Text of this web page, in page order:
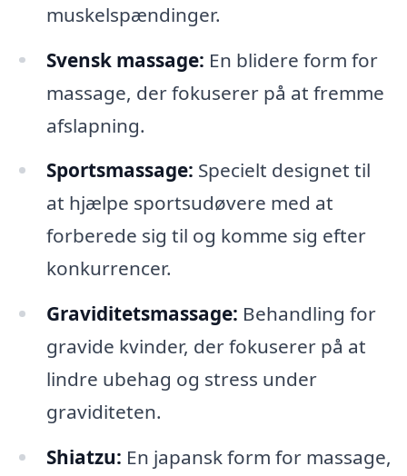
muskelspændinger.
Svensk massage: En blidere form for
massage, der fokuserer på at fremme
afslapning.
Sportsmassage: Specielt designet til
at hjælpe sportsudøvere med at
forberede sig til og komme sig efter
konkurrencer.
Graviditetsmassage: Behandling for
gravide kvinder, der fokuserer på at
lindre ubehag og stress under
graviditeten.
Shiatzu: En japansk form for massage,